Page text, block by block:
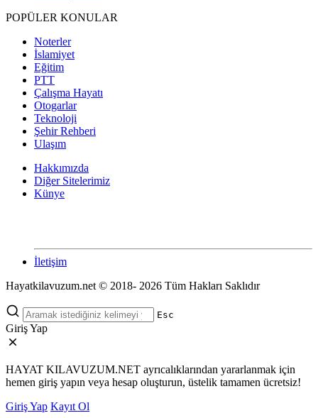
POPÜLER KONULAR
Noterler
İslamiyet
Eğitim
PTT
Çalışma Hayatı
Otogarlar
Teknoloji
Şehir Rehberi
Ulaşım
Hakkımızda
Diğer Sitelerimiz
Künye
İletişim
Hayatkilavuzum.net © 2018- 2026 Tüm Hakları Saklıdır
Esc
Giriş Yap
HAYAT KILAVUZUM.NET ayrıcalıklarından yararlanmak için
hemen giriş yapın veya hesap oluşturun, üstelik tamamen ücretsiz!
Giriş Yap Kayıt Ol